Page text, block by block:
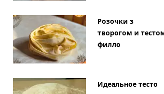
Розочки з
творогом и
филло
Идеальное тесто